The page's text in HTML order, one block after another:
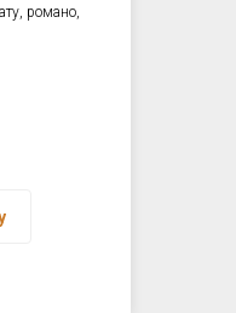
романо,